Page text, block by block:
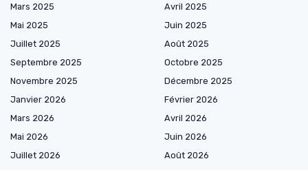
Mars 2025
Avril 2025
Mai 2025
Juin 2025
Juillet 2025
Août 2025
Septembre 2025
Octobre 2025
Novembre 2025
Décembre 2025
Janvier 2026
Février 2026
Mars 2026
Avril 2026
Mai 2026
Juin 2026
Juillet 2026
Août 2026